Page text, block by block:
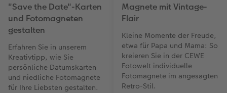
"Save the Date"-Karten
und Fotomagneten
gestalten
Erfahren Sie in unserem
Kreativtipp, wie Sie
persönliche Datumskarten
und niedliche Fotomagnete
für Ihre Liebsten gestalten.
Magnete mit Vintage-
Flair
Kleine Momente der Freude,
etwa für Papa und Mama: So
kreieren Sie in der CEWE
Fotowelt individuelle
Fotomagnete im angesagten
Retro-Stil.